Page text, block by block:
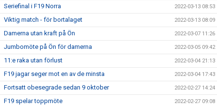
Seriefinal i F19 Norra 2022-03-13 08:53
Viktig match - för bortalaget 2022-03-13 08:09
Damerna utan kraft på Ön 2022-03-07 11:26
Jumbomöte på Ön för damerna 2022-03-05 09:42
11:e raka utan förlust 2022-03-04 21:13
F19 jagar seger mot en av de minsta 2022-03-04 17:43
Fortsatt obesegrade sedan 9 oktober 2022-02-27 14:24
F19 spelar toppmöte 2022-02-27 09:08